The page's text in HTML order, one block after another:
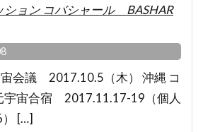
ション コバシャール BASHAR
会議 2017.10.5（木） 沖縄 コ
宇宙合宿 2017.11.17-19（個人
） […]